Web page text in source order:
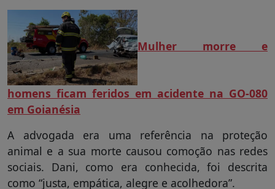
Mulher morre e
homens ficam feridos em acidente na GO-080
em Goianésia
A advogada era uma referência na proteção
animal e a sua morte causou comoção nas redes
sociais. Dani, como era conhecida, foi descrita
como “justa, empática, alegre e acolhedora”.